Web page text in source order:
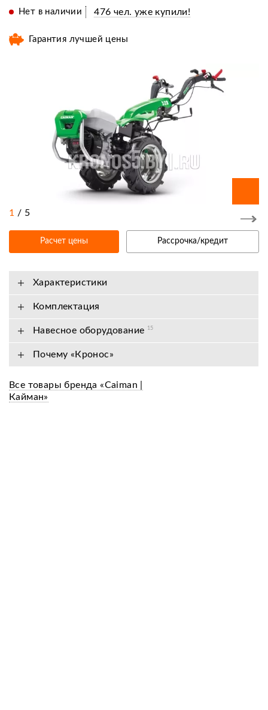
Нет в наличии 476 чел. уже купили!
Гарантия лучшей цены
1 / 5
Расчет цены Рассрочка/кредит
Характеристики
Комплектация
Навесное оборудование 15
Почему «Кронос»
Все товары бренда «Caiman |
Кайман»